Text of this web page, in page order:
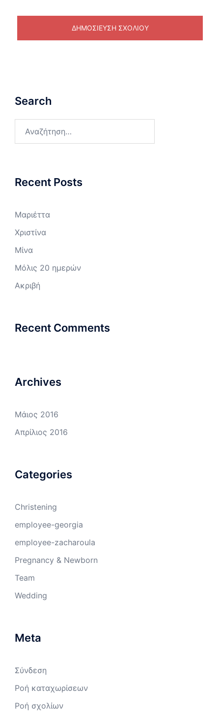
Search
Recent Posts
Μαριέττα
Χριστίνα
Μίνα
Μόλις 20 ημερών
Ακριβή
Recent Comments
Archives
Μάιος 2016
Απρίλιος 2016
Categories
Christening
employee-georgia
employee-zacharoula
Pregnancy & Newborn
Team
Wedding
Meta
Σύνδεση
Ροή καταχωρίσεων
Ροή σχολίων